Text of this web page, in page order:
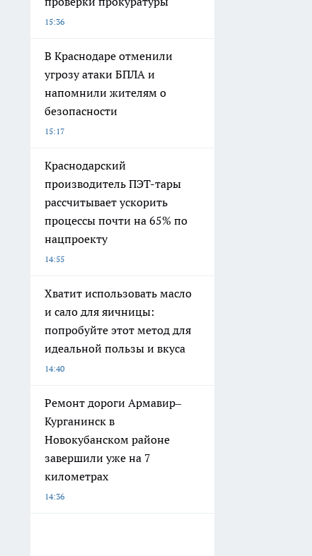
15:36
В Краснодаре отменили
угрозу атаки БПЛА и
напомнили жителям о
безопасности
15:17
Краснодарский
производитель ПЭТ-тары
рассчитывает ускорить
процессы почти на 65% по
нацпроекту
14:55
Хватит использовать масло
и сало для яичницы:
попробуйте этот метод для
идеальной пользы и вкуса
14:40
Ремонт дороги Армавир–
Курганинск в
Новокубанском районе
завершили уже на 7
километрах
14:36